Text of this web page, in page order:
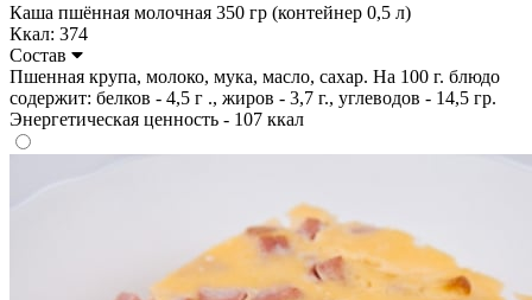
Каша пшённая молочная 350 гр (контейнер 0,5 л)
Ккал: 374
Состав
Пшенная крупа, молоко, мука, масло, сахар. На 100 г. блюдо
содержит: белков - 4,5 г ., жиров - 3,7 г., углеводов - 14,5 гр.
Энергетическая ценность - 107 ккал